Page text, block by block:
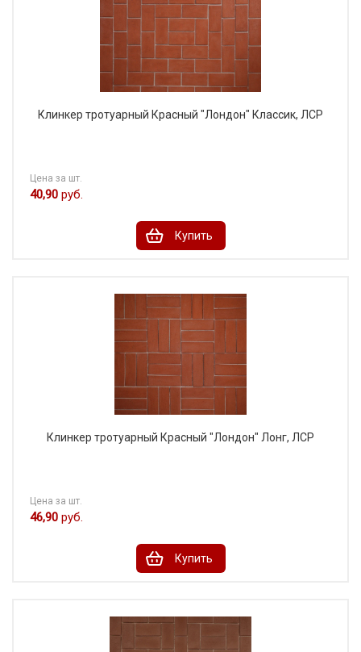
Клинкер тротуарный Красный "Лондон" Классик, ЛСР
Цена за шт.
40,90 руб.
Купить
Клинкер тротуарный Красный "Лондон" Лонг, ЛСР
Цена за шт.
46,90 руб.
Купить